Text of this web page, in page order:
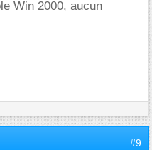
Win 2000, aucun
#9